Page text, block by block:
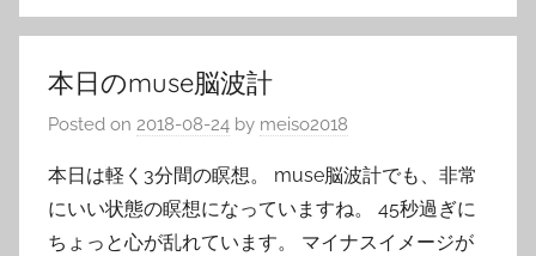
本日のmuse脳波計
Posted on 2018-08-24 by meiso2018
本日は軽く3分間の瞑想。 muse脳波計でも、非常
にいい状態の瞑想になっていますね。 45秒過ぎに
ちょっと心が乱れています。 マイナスイメージが